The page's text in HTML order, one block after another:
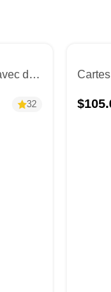
Cartes de visite carrées blanches avec dorure en or
32 $